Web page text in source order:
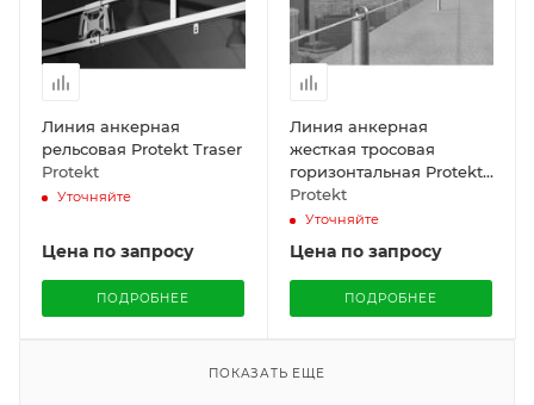
Линия анкерная
рельсовая Protekt Traser
Protekt
Уточняйте
Цена по запросу
ПОДРОБНЕЕ
Линия анкерная
жесткая тросовая
горизонтальная Protekt
Prim
Protekt
Уточняйте
Цена по запросу
ПОДРОБНЕЕ
ПОКАЗАТЬ ЕЩЕ